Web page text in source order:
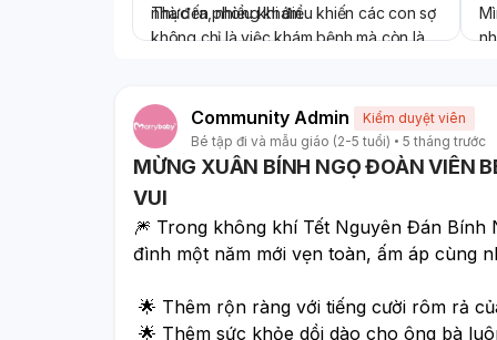
nhà đến phòng khám.
Thực ra, nhiều khi điều khiến các con sợ
không chỉ là việc khám bệnh mà còn là
🍀Hiểu được tâm lý đó,Khoa Nhi Bệnh
viện Âu Cơ được thiết kế với nhiều hình
ảnh ngộ nghĩnh, màu sắc tươi sáng cùng
khu vui chơi nhỏ để các bé có thêm thời
gian làm quen với không gian trước khi
vào khám. Chỉ cần vài phút vui chơi,
nhiều bạn nhỏ đã quên mất cảm giác lo
💓Một buổi khám sẽ nhẹ nhàng hơn khi
bé cảm thấy thoải mái, hợp tác và không
còn sợ hãi. Điều này cũng giúp ba mẹ bớt
🏥Những ngày thời tiết thay đổi, trẻ rất dễ
gặp các vấn đề về hô hấp, sốt hoặc rối
Community Admin
Kiểm duyệt viên
Bé tập đi và mẫu giáo (2-5 tuổi)
5 tháng trước
MỪNG XUÂN BÍNH NGỌ ĐOÀN VIÊN
VUI
🎆 Trong không khí Tết Nguyên Đán
đình một năm mới vẹn toàn, ấm áp cùng
🌟 Thêm rộn ràng với tiếng cười rôm rả
🌟 Thêm sức khỏe dồi dào cho ông bà